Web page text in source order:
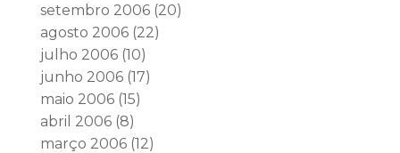
setembro 2006(20)
agosto 2006(22)
julho 2006(10)
junho 2006(17)
maio 2006(15)
abril 2006(8)
março 2006(12)